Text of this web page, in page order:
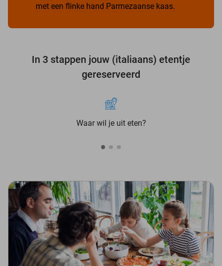
met een flinke hand Parmezaanse kaas.
In 3 stappen jouw (italiaans) etentje
gereserveerd
Waar wil je uit eten?